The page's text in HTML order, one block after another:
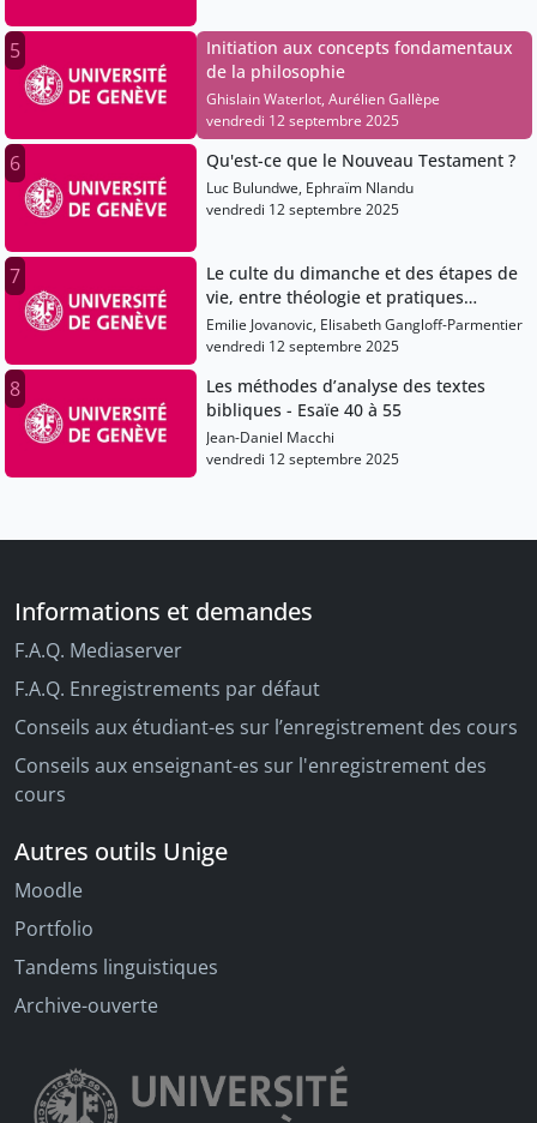
5
Initiation aux concepts fondamentaux
de la philosophie
Ghislain Waterlot, Aurélien Gallèpe
vendredi 12 septembre 2025
6 Qu'est-ce que le Nouveau Testament ?
Luc Bulundwe, Ephraïm Nlandu
vendredi 12 septembre 2025
7
Le culte du dimanche et des étapes de
vie, entre théologie et pratiques
actuelles
Emilie Jovanovic, Elisabeth Gangloff-Parmentier
vendredi 12 septembre 2025
8
Les méthodes d’analyse des textes
bibliques - Esaïe 40 à 55
Jean-Daniel Macchi
vendredi 12 septembre 2025
Informations et demandes
F.A.Q. Mediaserver
F.A.Q. Enregistrements par défaut
Conseils aux étudiant-es sur l’enregistrement des cours
Conseils aux enseignant-es sur l'enregistrement des
cours
Autres outils Unige
Moodle
Portfolio
Tandems linguistiques
Archive-ouverte